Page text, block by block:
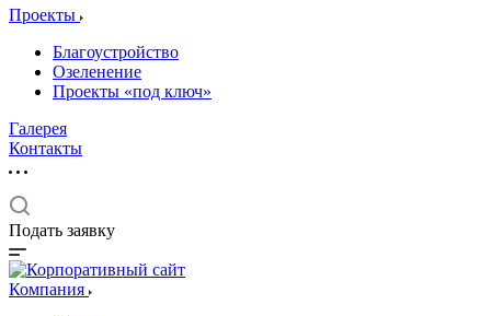
Проекты
Благоустройство
Озеленение
Проекты «под ключ»
Галерея
Контакты
Подать заявку
Компания